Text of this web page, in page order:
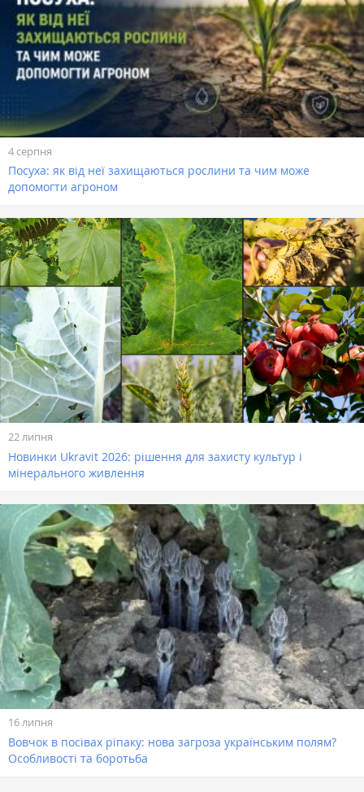
4 серпня
Посуха: як від неї захищаються рослини та чим може
допомогти агроном
22 липня
Новинки Ukravit 2026: рішення для захисту культур і
мінерального живлення
16 липня
Вовчок в посівах ріпаку: нова загроза українським полям?
Особливості та боротьба